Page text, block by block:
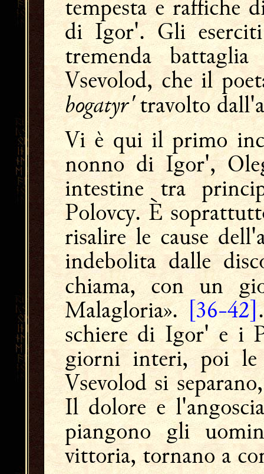
tempesta e raffiche
di Igor'. Gli eserciti
tremenda
Vsevolod, che il
bogatyr'travolto
Vi è qui il primo
nonno di Igor',
intestine tra
Polovcy. È
risalire le cause
indebolita dalle
chiama, con un
Malagloria».[36-42]
schiere di Igor' e i
giorni interi, poi le
Vsevolod si
Il dolore e
piangono gli
vittoria, tornano a